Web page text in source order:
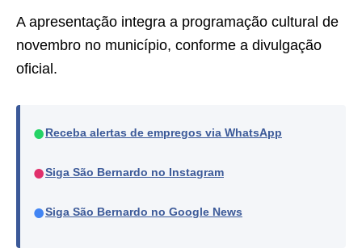
A apresentação integra a programação cultural de
novembro no município, conforme a divulgação
oficial.
● Receba alertas de empregos via WhatsApp
●Siga São Bernardo no Instagram
●Siga São Bernardo no Google News